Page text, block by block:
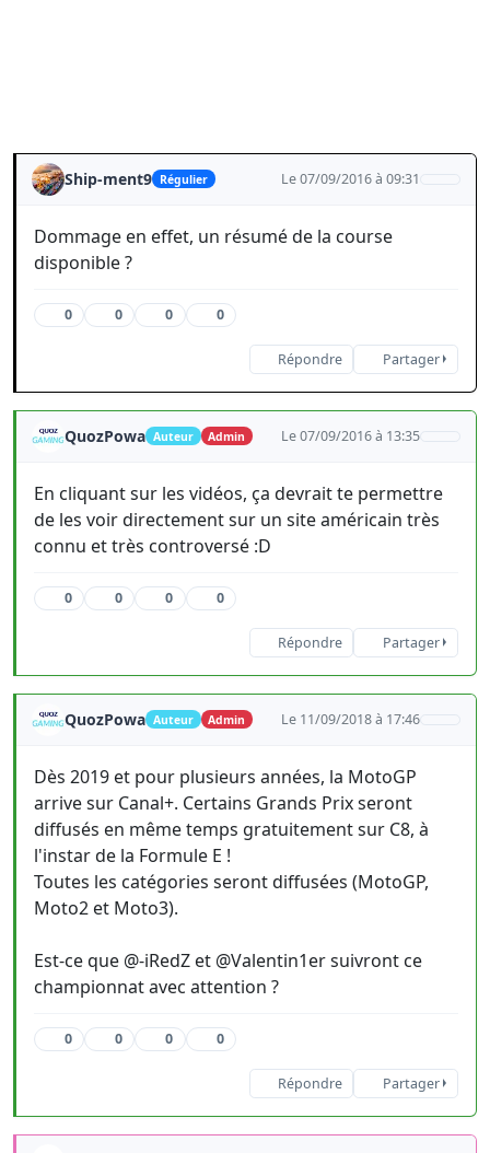
Ship-ment9 Régulier Le 07/09/2016 à 09:31
Dommage en effet, un résumé de la course
disponible ?
0 0 0 0
Répondre Partager
QuozPowa Auteur Admin Le 07/09/2016 à 13:35
En cliquant sur les vidéos, ça devrait te permettre
de les voir directement sur un site américain très
connu et très controversé :D
0 0 0 0
Répondre Partager
QuozPowa Auteur Admin Le 11/09/2018 à 17:46
Dès 2019 et pour plusieurs années, la MotoGP
arrive sur Canal+. Certains Grands Prix seront
diffusés en même temps gratuitement sur C8, à
l'instar de la Formule E !
Toutes les catégories seront diffusées (MotoGP,
Moto2 et Moto3).
Est-ce que @-iRedZ et @Valentin1er suivront ce
championnat avec attention ?
0 0 0 0
Répondre Partager